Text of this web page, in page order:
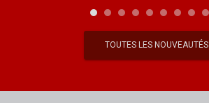
TOUTES LES NOUVEAUTÉS